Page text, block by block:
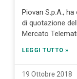
Piovan S.p.A.,
di quotazione
Mercato
LEGGI TUTTO »
19 Ottobre 2018